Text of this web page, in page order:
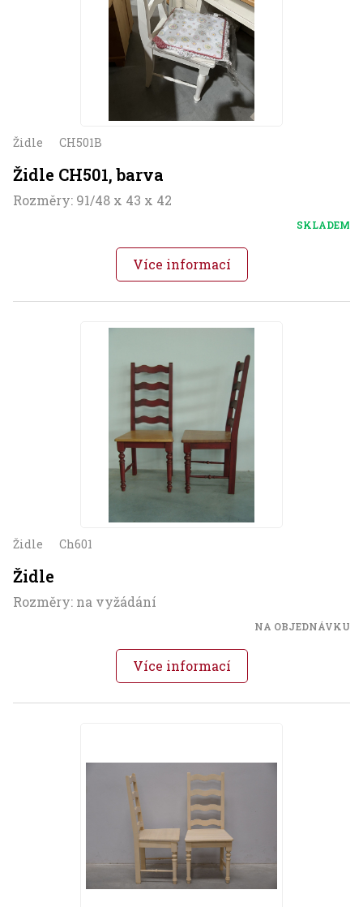
Židle CH501B
Židle CH501, barva
Rozměry: 91/48 x 43 x 42
SKLADEM
Více informací
Židle Ch601
Židle
Rozměry: na vyžádání
NA OBJEDNÁVKU
Více informací